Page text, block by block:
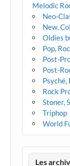
Melodic
Neo-
New,
Oldies
Pop,
Post-
Post-
Psyché,
Rock
Stoner,
Triphop
World
Les